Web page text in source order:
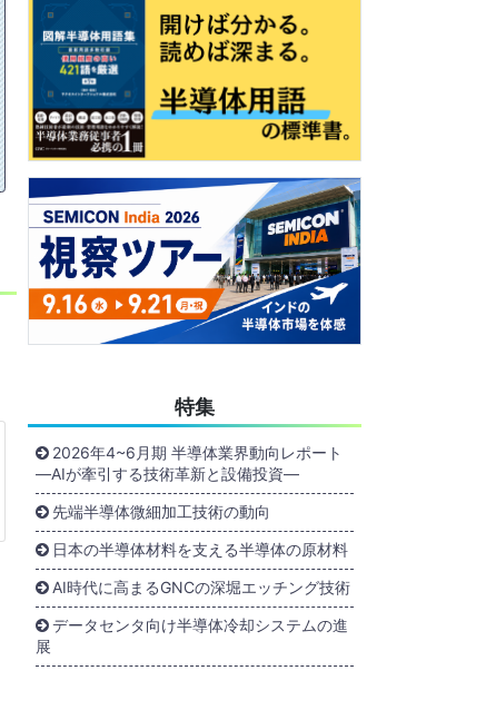
特集
2026年4~6月期 半導体業界動向レポート
―AIが牽引する技術革新と設備投資―
先端半導体微細加工技術の動向
日本の半導体材料を支える半導体の原材料
AI時代に高まるGNCの深堀エッチング技術
データセンタ向け半導体冷却システムの進
展